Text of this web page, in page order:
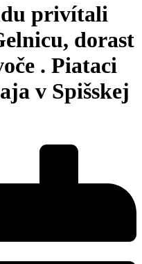
privítali
dorast
. Piataci
v Spišskej